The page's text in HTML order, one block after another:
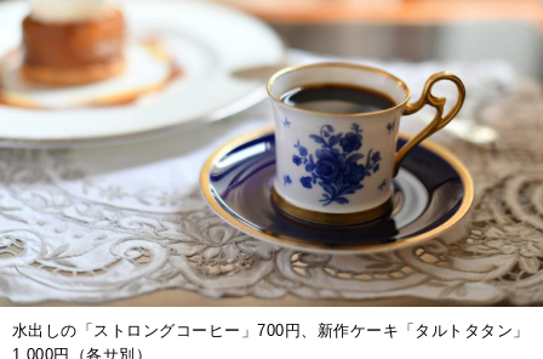
水出しの「ストロングコーヒー」700円、新作ケーキ「タルトタタン」